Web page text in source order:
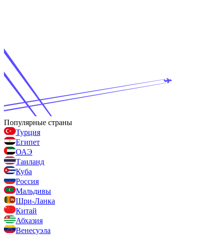
Популярные страны
Турция
Египет
ОАЭ
Таиланд
Куба
Россия
Мальдивы
Шри-Ланка
Китай
Абхазия
Венесуэла